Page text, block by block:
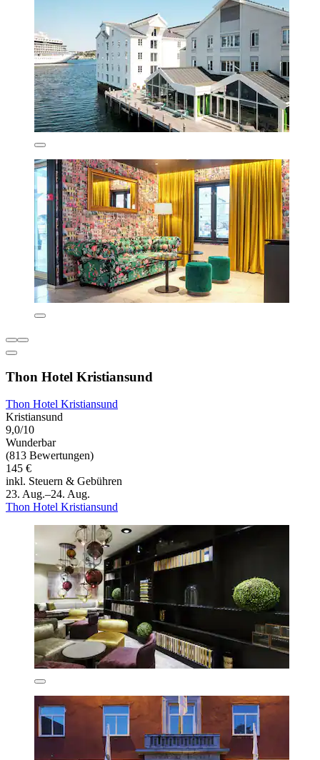
Thon Hotel Kristiansund
Thon Hotel Kristiansund
Kristiansund
9,0/10
Wunderbar
(813 Bewertungen)
145 €
inkl. Steuern & Gebühren
23. Aug.–24. Aug.
Thon Hotel Kristiansund